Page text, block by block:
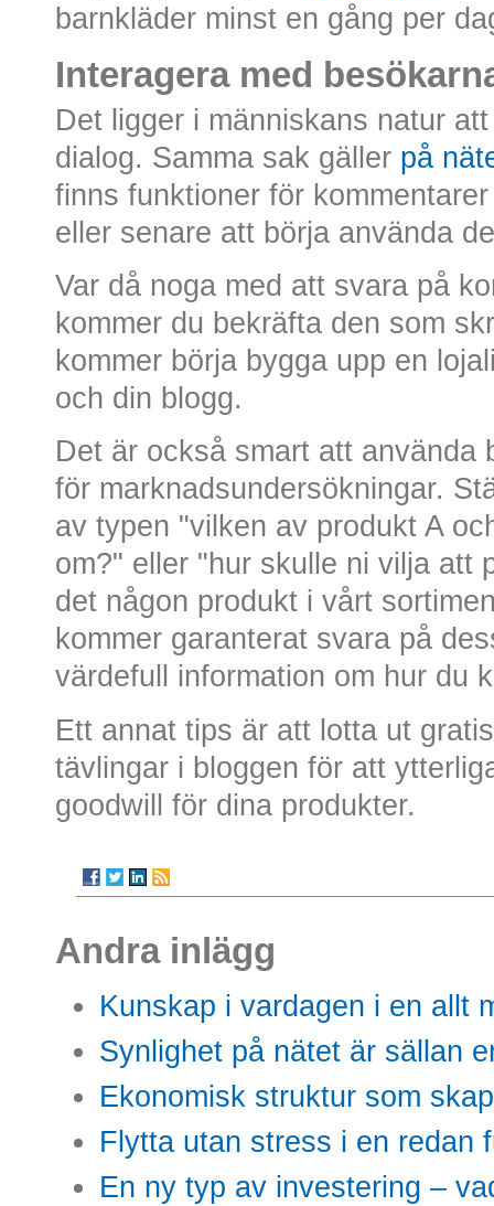
barnkläder minst en gång per
Interagera med
Det ligger i människans natur
dialog. Samma sak gäller på
finns funktioner för
eller senare att börja använda
Var då noga med att svara på
kommer du bekräfta den som
kommer börja bygga upp en
och din blogg.
Det är också smart att använda
för marknadsundersökningar.
av typen "vilken av produkt A
om?" eller "hur skulle ni vilja att
det någon produkt i vårt
kommer garanterat svara på
värdefull information om hur du
Ett annat tips är att lotta ut
tävlingar i bloggen för att
goodwill för dina produkter.
Andra inlägg
Kunskap i vardagen i en allt
Synlighet på nätet är sällan
Ekonomisk struktur som
Flytta utan stress i en redan
En ny typ av investering –